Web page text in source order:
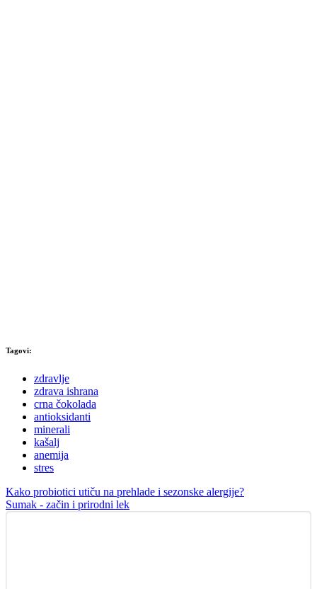
Tagovi:
zdravlje
zdrava ishrana
crna čokolada
antioksidanti
minerali
kašalj
anemija
stres
Kako probiotici utiču na prehlade i sezonske alergije?
Sumak - začin i prirodni lek